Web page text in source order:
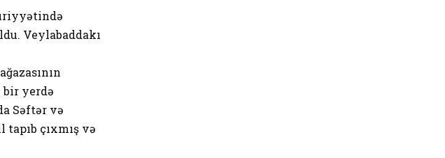
Veylabaddakı
bir yerdə
Səftər və
çıxmış və